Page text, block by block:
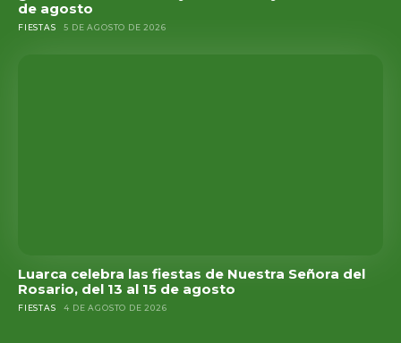
de agosto
FIESTAS 5 DE AGOSTO DE 2026
Luarca celebra las fiestas de Nuestra Señora del
Rosario, del 13 al 15 de agosto
FIESTAS 4 DE AGOSTO DE 2026